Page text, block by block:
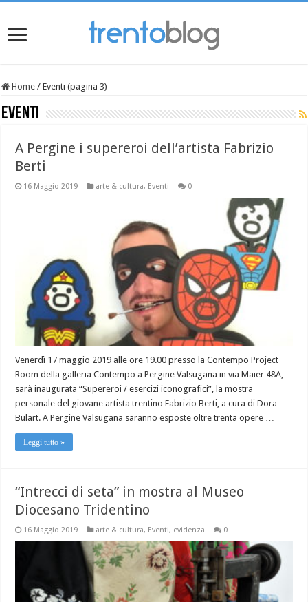
Home / Eventi (pagina 3)
Eventi
A Pergine i supereroi dell’artista Fabrizio
Berti
16 Maggio 2019 arte & cultura, Eventi 0
Venerdì 17 maggio 2019 alle ore 19.00 presso la Contempo Project
Room della galleria Contempo a Pergine Valsugana in via Maier 48A,
sarà inaugurata “Supereroi / esercizi iconografici”, la mostra
personale del giovane artista trentino Fabrizio Berti, a cura di Dora
Bulart. A Pergine Valsugana saranno esposte oltre trenta opere …
Leggi tutto »
“Intrecci di seta” in mostra al Museo
Diocesano Tridentino
16 Maggio 2019 arte & cultura, Eventi, evidenza 0